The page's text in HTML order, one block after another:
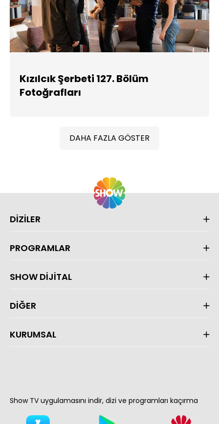
Kızılcık Şerbeti 127. Bölüm
Fotoğrafları
DAHA FAZLA GÖSTER
DİZİLER
PROGRAMLAR
SHOW DİJİTAL
DİĞER
KURUMSAL
Show TV uygulamasını indir, dizi ve programları kaçırma